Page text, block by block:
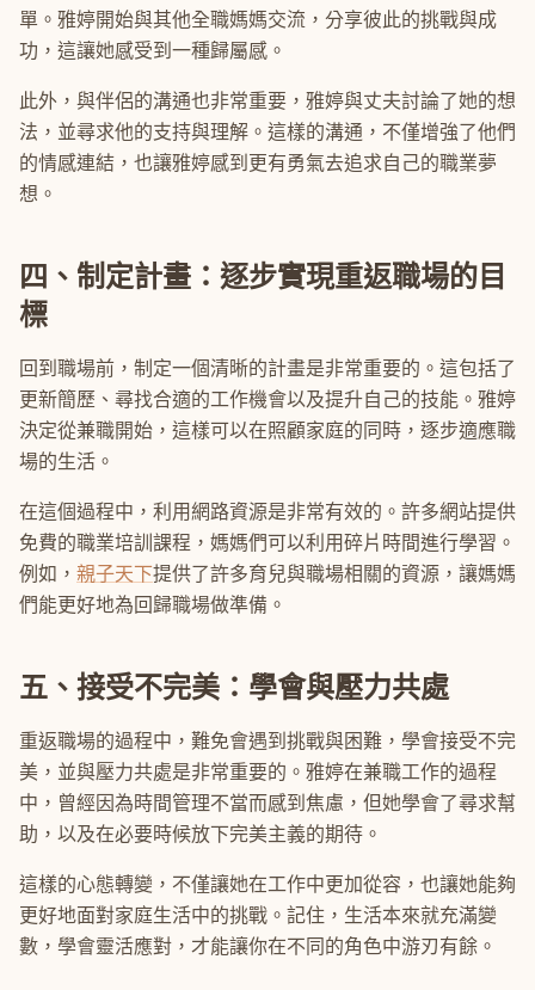
單。雅婷開始與其他全職媽媽交流，分享彼此的挑戰與成
功，這讓她感受到一種歸屬感。
此外，與伴侶的溝通也非常重要，雅婷與丈夫討論了她的想
法，並尋求他的支持與理解。這樣的溝通，不僅增強了他們
的情感連結，也讓雅婷感到更有勇氣去追求自己的職業夢
想。
四、制定計畫：逐步實現重返職場的目
標
回到職場前，制定一個清晰的計畫是非常重要的。這包括了
更新簡歷、尋找合適的工作機會以及提升自己的技能。雅婷
決定從兼職開始，這樣可以在照顧家庭的同時，逐步適應職
場的生活。
在這個過程中，利用網路資源是非常有效的。許多網站提供
免費的職業培訓課程，媽媽們可以利用碎片時間進行學習。
例如， 親子天下提供了許多育兒與職場相關的資源，讓媽媽
們能更好地為回歸職場做準備。
五、接受不完美：學會與壓力共處
重返職場的過程中，難免會遇到挑戰與困難，學會接受不完
美，並與壓力共處是非常重要的。雅婷在兼職工作的過程
中，曾經因為時間管理不當而感到焦慮，但她學會了尋求幫
助，以及在必要時候放下完美主義的期待。
這樣的心態轉變，不僅讓她在工作中更加從容，也讓她能夠
更好地面對家庭生活中的挑戰。記住，生活本來就充滿變
數，學會靈活應對，才能讓你在不同的角色中游刃有餘。